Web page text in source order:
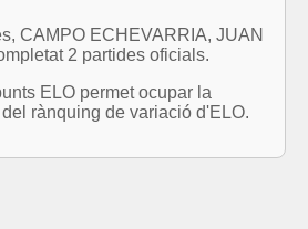
CAMPO ECHEVARRIA, JUAN
2 partides oficials.
ELO permet ocupar la
rànquing de variació d'ELO.